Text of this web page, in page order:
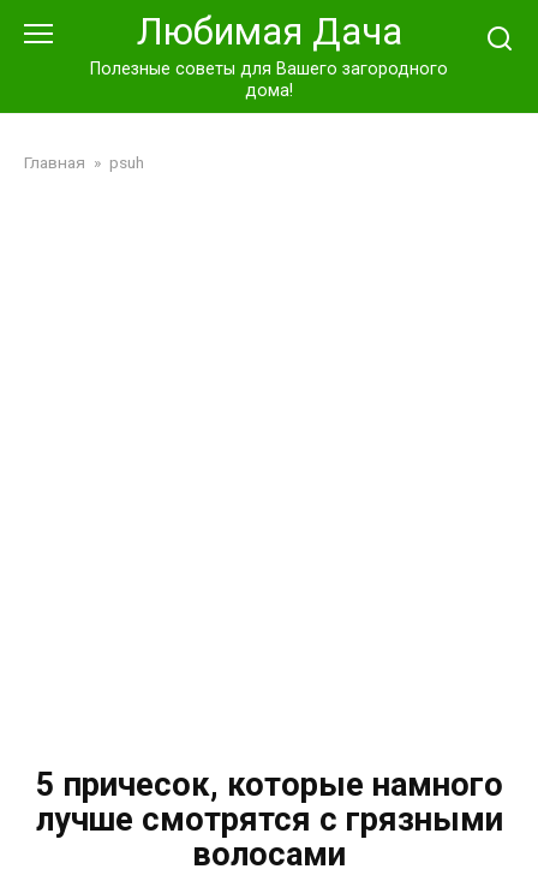
Любимая Дача
Полезные советы для Вашего загородного
дома!
Главная » psuh
5 причесок, которые намного
лучше смотрятся с грязными
волосами